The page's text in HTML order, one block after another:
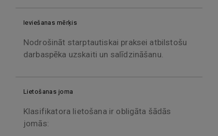
Ieviešanas mērķis
Nodrošināt starptautiskai praksei atbilstošu
darbaspēka uzskaiti un salīdzināšanu.
Lietošanas joma
Klasifikatora lietošana ir obligāta šādās
jomās: